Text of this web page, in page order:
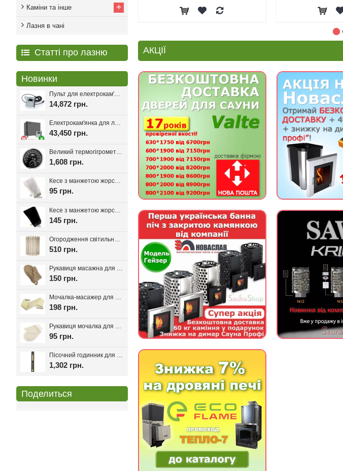
Каміни та інше +
Лазня в чані
Статті про лазню
Новинки
Пульт для електрокам'янки EcoFlame Con-6, 18-25 кВт.
14,872 грн.
Електрокам'янка для лазні Eco Flame SAM D-27 27 кВт + пульт CON6
43,450 грн.
Великий термогігрометр для лазні Tesli D205 Black
1,608 грн.
Кесе з манжетою жорсткість мяка, Kelebekkese (Манжета)
95 грн.
145 грн.
510 грн.
150 грн.
198 грн.
Рукавиця мочалка для лазні та хамаму двостороння з сизалі
95 грн.
Пісочний годинник для лазні Harvia Helmi Chocolate
1,302 грн.
Поделиться
АКЦІЇ